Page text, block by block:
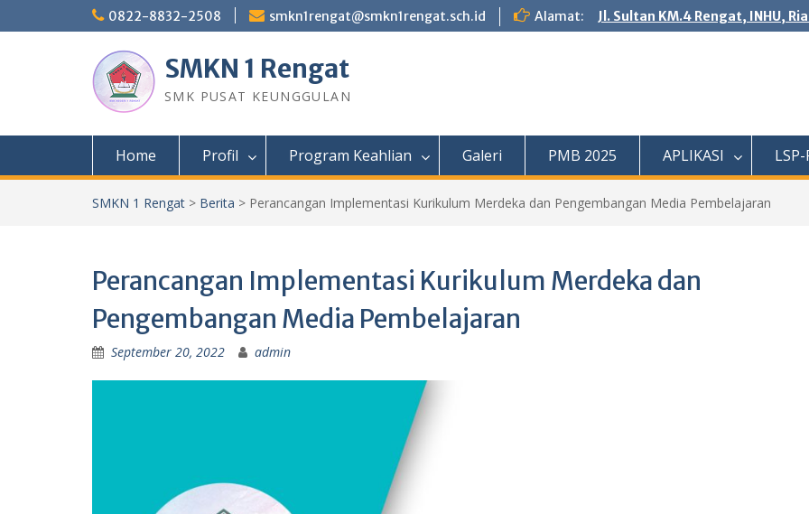
to
0822-8832-2508 smkn1rengat@smkn1rengat.sch.id Alamat: Jl. Sultan KM.4 Rengat, INHU,
SMKN 1 Rengat
SMK PUSAT KEUNGGULAN
Home Profil Program Keahlian Galeri PMB 2025 APLIKASI
SMKN 1 Rengat > Berita > Perancangan Implementasi Kurikulum Merdeka dan Pengembangan Media Pembelajaran
Perancangan Implementasi Kurikulum Merdeka dan
Pengembangan Media Pembelajaran
September 20, 2022 admin